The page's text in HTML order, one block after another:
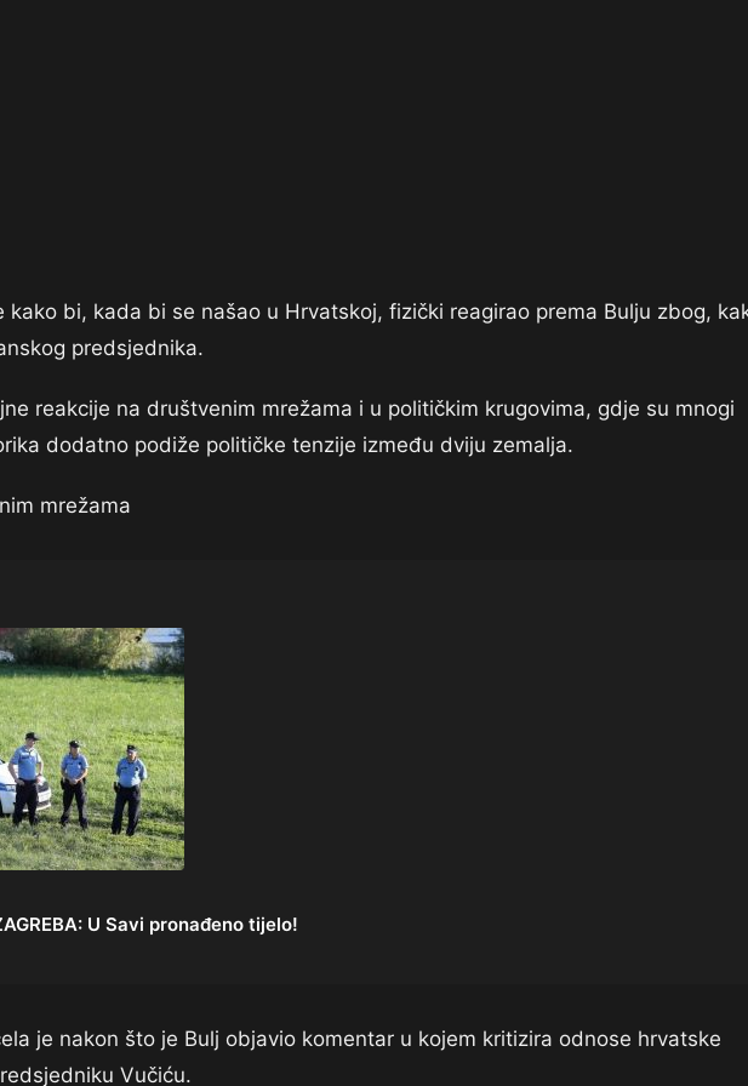
kako bi, kada bi se našao u Hrvatskoj, fizički reagirao prema Bulju zbog,
predsjednika.
reakcije na društvenim mrežama i u političkim krugovima, gdje su mnogi
dodatno podiže političke tenzije između dviju zemalja.
mrežama
U Savi pronađeno tijelo!
je nakon što je Bulj objavio komentar u kojem kritizira odnose hrvatske
Vučiću.